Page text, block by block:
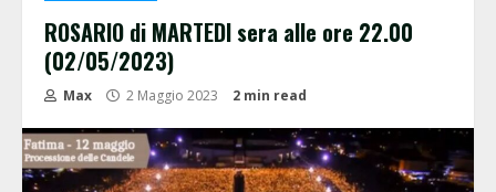
ROSARIO di MARTEDI sera alle ore 22.00
(02/05/2023)
Max 2 Maggio 2023 2 min read